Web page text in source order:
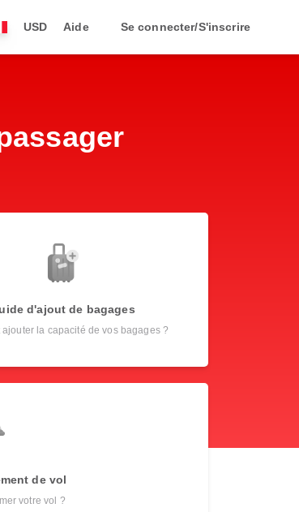
USD Aide Se connecter/S'inscrire
d'ajout de bagages
ajouter la capacité de vos bagages ?
de vol
votre vol ?